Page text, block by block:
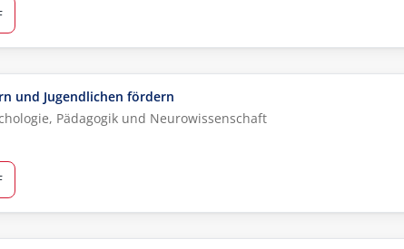
und Jugendlichen fördern
Pädagogik und Neurowissenschaft